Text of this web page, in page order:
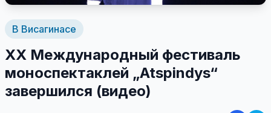
В Висагинасе
XX Международный фестиваль
моноспектаклей „Atspindys“
завершился (видео)